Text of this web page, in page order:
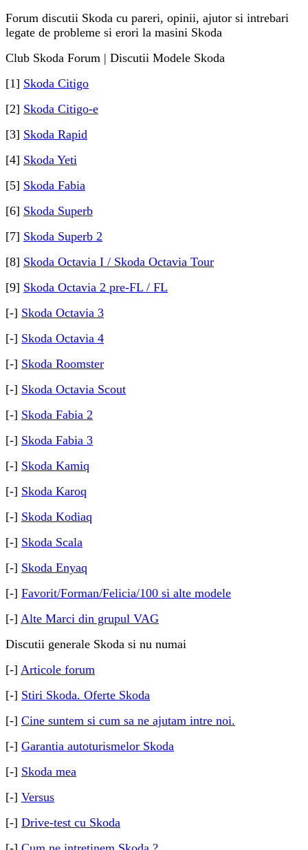
Forum discutii Skoda cu pareri, opinii, ajutor si intrebari
legate de probleme si erori la masini Skoda
Club Skoda Forum | Discutii Modele Skoda
[1] Skoda Citigo
[2] Skoda Citigo-e
[3] Skoda Rapid
[4] Skoda Yeti
[5] Skoda Fabia
[6] Skoda Superb
[7] Skoda Superb 2
[8] Skoda Octavia I / Skoda Octavia Tour
[9] Skoda Octavia 2 pre-FL / FL
[-] Skoda Octavia 3
[-] Skoda Octavia 4
[-] Skoda Roomster
[-] Skoda Octavia Scout
[-] Skoda Fabia 2
[-] Skoda Fabia 3
[-] Skoda Kamiq
[-] Skoda Karoq
[-] Skoda Kodiaq
[-] Skoda Scala
[-] Skoda Enyaq
[-] Favorit/Forman/Felicia/100 si alte modele
[-] Alte Marci din grupul VAG
Discutii generale Skoda si nu numai
[-] Articole forum
[-] Stiri Skoda. Oferte Skoda
[-] Cine suntem si cum sa ne ajutam intre noi.
[-] Garantia autoturismelor Skoda
[-] Skoda mea
[-] Versus
[-] Drive-test cu Skoda